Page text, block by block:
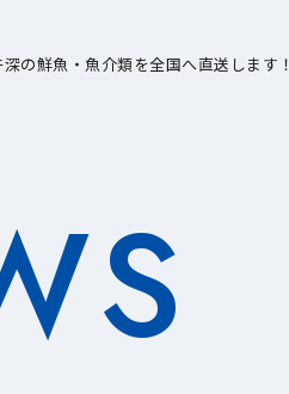
の鮮魚・魚介類を全国へ直送します！